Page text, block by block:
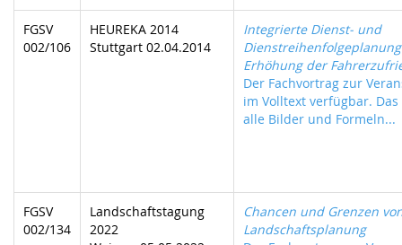
FGSV
002/106
HEUREKA 2014
Stuttgart 02.04.2014
Integrierte Dienst- und
Erhöhung der
Der Fachvortrag zur
im Volltext verfügbar. Das
alle Bilder und Formeln...
FGSV
002/134
Landschaftstagung
2022
Chancen und Grenzen
Landschaftsplanung